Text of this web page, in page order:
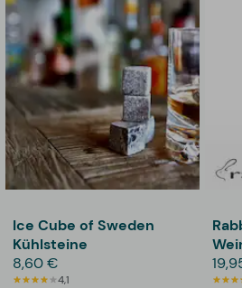
Ice Cube of Sweden
Kühlsteine
8,60 €
4,1